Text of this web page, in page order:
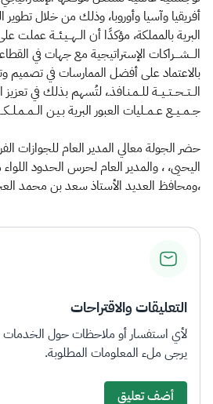
أفريقيا وآسيا وأوروبا، وذلك من خلال تطوير
البرية بالمملكة، مؤكدًا أن الــهــيـئــة عملت على
الـــشـــراكـات الإستراتيجية مع جهات في
بالاعتماد على أفضل الممارسات في تصميم
الــتــحــتــيــة للــمـنـافذـ، لتُسهم بذلك في
جــمــيــع عــمــليات العبور البرية بـيـن
حضر الجولة معالي المدير العام للجوازات
اليحيى، ، والمدير العام لحرس الحدود
،ومحافظ العديد الأستاذ سعد بن محمد
التعليقات والاقتراحات
لأي استفسار أو ملاحظات حول الخدمات
يرجى ملء المعلومات المطلوبة.
أضف تعليق